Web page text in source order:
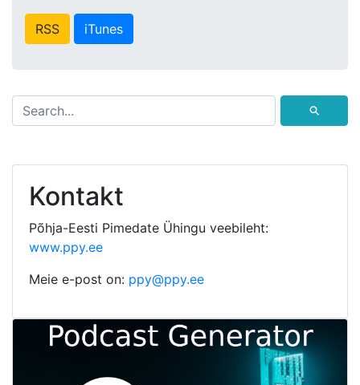
RSS iTunes
⚲
Kontakt
Põhja-Eesti Pimedate Ühingu veebileht:
www.ppy.ee
Meie e-post on: ppy@ppy.ee